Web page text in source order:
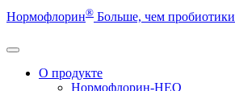
Нормофлорин® Больше, чем пробиотики
О продукте
Нормофлорин-НЕО